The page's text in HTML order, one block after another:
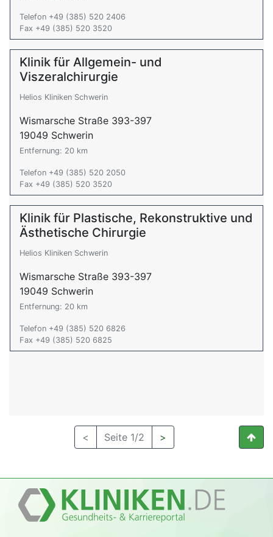
Telefon +49 (385) 520 2406
Fax +49 (385) 520 3520
Klinik für Allgemein- und
Viszeralchirurgie
Helios Kliniken Schwerin
Wismarsche Straße 393-397
19049 Schwerin
Entfernung: 20 km
Telefon +49 (385) 520 2050
Fax +49 (385) 520 3520
Klinik für Plastische, Rekonstruktive und
Ästhetische Chirurgie
Helios Kliniken Schwerin
Wismarsche Straße 393-397
19049 Schwerin
Entfernung: 20 km
Telefon +49 (385) 520 6826
Fax +49 (385) 520 6825
< Seite 1/2 >